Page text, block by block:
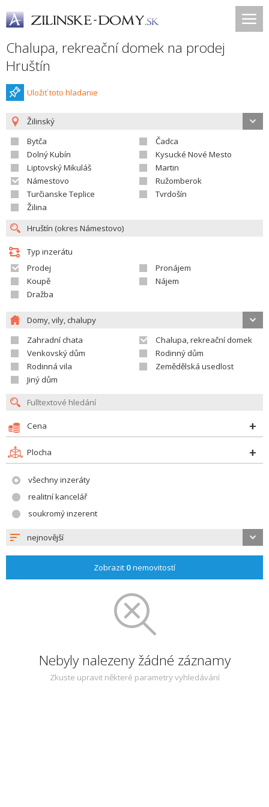
Chalupa, rekreační domek na prodej
Hruštín
Uložiť toto hladanie
Žilinský
Bytča
Čadca
Dolný Kubín
Kysucké Nové Mesto
Liptovský Mikuláš
Martin
Námestovo
Ružomberok
Turčianske Teplice
Tvrdošín
Žilina
Typ inzerátu
Prodej
Pronájem
Koupě
Nájem
Dražba
Domy, vily, chalupy
Zahradní chata
Chalupa, rekreační domek
Venkovský dům
Rodinný dům
Rodinná vila
Zemědělská usedlost
Jiný dům
Cena
Plocha
všechny inzeráty
realitní kancelář
soukromý inzerent
nejnovější
Zobrazit 0nemovitostí
Nebyly nalezeny žádné záznamy
Zkuste upravit některé parametry vyhledávání